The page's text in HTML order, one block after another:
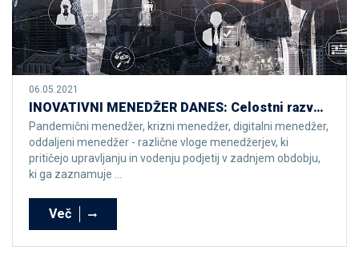
06.05.2021
INOVATIVNI MENEDŽER DANES: Celostni razvoj človeškega kapitala in trajnostno inoviranje
Pandemični menedžer, krizni menedžer, digitalni menedžer,
oddaljeni menedžer - različne vloge menedžerjev, ki
pritičejo upravljanju in vodenju podjetij v zadnjem obdobju,
ki ga zaznamuje ...
Več